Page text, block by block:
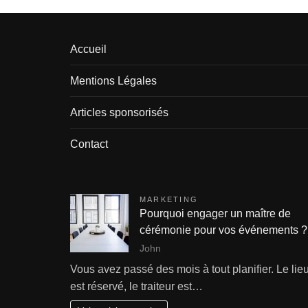
u
b
l
i
t
i
o
n
Accueil
Mentions Légales
Articles sponsorisés
Contact
MARKETING
Pourquoi engager un maître de
cérémonie pour vos événements ?
John
Vous avez passé des mois à tout planifier. Le lieu
est réservé, le traiteur est…